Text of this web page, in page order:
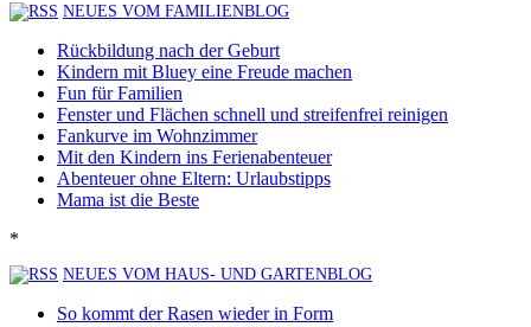
NEUES VOM FAMILIENBLOG
Rückbildung nach der Geburt
Kindern mit Bluey eine Freude machen
Fun für Familien
Fenster und Flächen schnell und streifenfrei reinigen
Fankurve im Wohnzimmer
Mit den Kindern ins Ferienabenteuer
Abenteuer ohne Eltern: Urlaubstipps
Mama ist die Beste
*
NEUES VOM HAUS- UND GARTENBLOG
So kommt der Rasen wieder in Form